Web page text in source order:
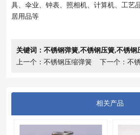
具、伞业、钟表、照相机、计算机、工艺
居用品等
关键词：不锈钢弹簧,不锈钢压簧,不锈钢
上一个：不锈钢压缩弹簧 下一个：不
相关产品